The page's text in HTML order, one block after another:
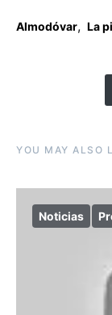
Almodóvar, La
YOU MAY ALSO
Noticias